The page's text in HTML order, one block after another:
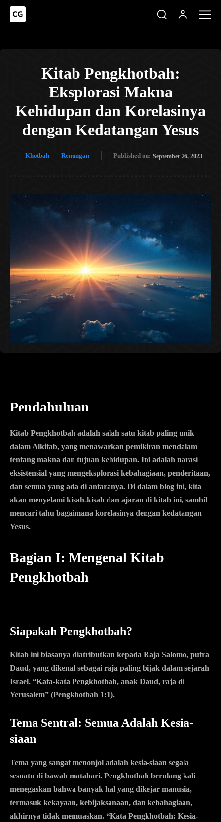
Kitab Pengkhotbah:
Eksplorasi Makna
Kehidupan dan Korelasinya
dengan Kedatangan Yesus
Khotbah Renungan Published on: September 26, 2023
Pendahuluan
Kitab Pengkhotbah adalah salah satu kitab paling unik
dalam Alkitab, yang menawarkan pemikiran mendalam
tentang makna dan tujuan kehidupan. Ini adalah narasi
eksistensial yang mengeksplorasi kebahagiaan, penderitaan,
dan semua yang ada di antaranya. Di dalam blog ini, kita
akan menyelami kisah-kisah dan ajaran di kitab ini, sambil
mencari tahu bagaimana korelasinya dengan kedatangan
Yesus.
Bagian I: Mengenal Kitab
Pengkhotbah
Siapakah Pengkhotbah?
Kitab ini biasanya diatributkan kepada Raja Salomo, putra
Daud, yang dikenal sebagai raja paling bijak dalam sejarah
Israel. “Kata-kata Pengkhotbah, anak Daud, raja di
Yerusalem” (Pengkhotbah 1:1).
Tema Sentral: Semua Adalah Kesia-
siaan
Tema yang sangat menonjol adalah kesia-siaan segala
sesuatu di bawah matahari. Pengkhotbah berulang kali
menegaskan bahwa banyak hal yang dikejar manusia,
termasuk kekayaan, kebijaksanaan, dan kebahagiaan,
akhirnya tidak memuaskan. “Kata Pengkhotbah: Kesia-